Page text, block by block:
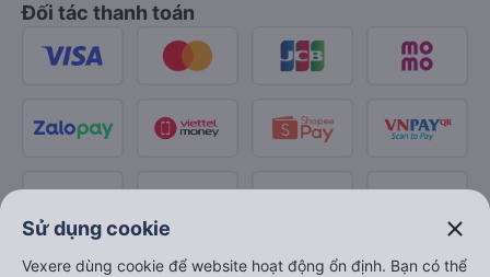
Đối tác thanh toán
Sử dụng cookie close
Vexere dùng cookie để website hoạt động ổn định. Bạn có thể